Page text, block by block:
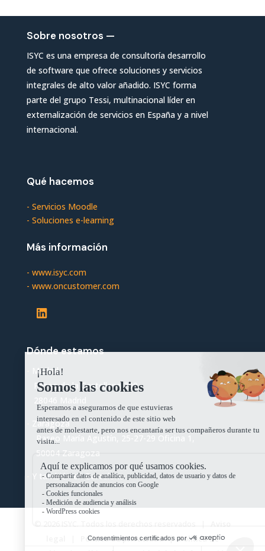
Sobre nosotros —
ISYC es una empresa de consultoría desarrollo
de software que ofrece soluciones y servicios
integrales de alto valor añadido. ISYC forma
parte del grupo Tessi, multinacional líder en
externalización de servicios en España y a nivel
internacional.
Qué hacemos
- Servicios Moodle
- Soluciones e-learning
Más información
- www.isyc.com
- www.oncustomer.com
LinkedIn
Dónde estamos
Madrid
Paseo de la Castellana 200,
Zaragoza
Paseo María Agustín, 25-27-29 Oficina 1,
50004 Zaragoza
Y también en Barcelona.
© 2026 ISYC. Todos los derechos reservados | Aviso
Política de privacidad|Política de